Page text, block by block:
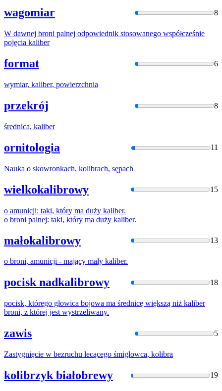
wagomiar 8
W dawnej broni palnej odpowiednik stosowanego współcześnie
pojęcia kaliber
format 6
wymiar, kaliber, powierzchnia
przekrój 8
średnica, kaliber
ornitologia 11
Nauka o skowronkach, kolibrach, sępach
wielkokalibrowy 15
o amunicji: taki, który ma duży kaliber.
o broni palnej: taki, który ma duży kaliber.
małokalibrowy 13
o broni, amunicji - mający mały kaliber.
pocisk nadkalibrowy 18
pocisk, którego głowica bojowa ma średnicę większą niż kaliber
broni, z której jest wystrzeliwany.
zawis 5
Zastygnięcie w bezruchu lecącego śmigłowca, kolibra
kolibrzyk białobrewy 19